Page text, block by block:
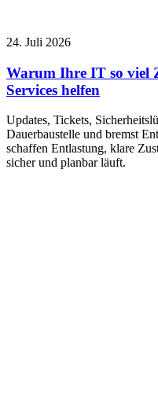
24. Juli 2026
Warum Ihre IT so viel
Services helfen
Updates, Tickets,
Dauerbaustelle und bremst
schaffen Entlastung, klare
sicher und planbar läuft.